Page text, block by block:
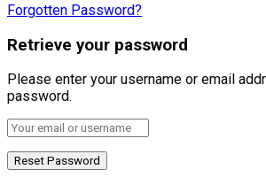
Forgotten Password?
Retrieve your password
Please enter your username or email
password.